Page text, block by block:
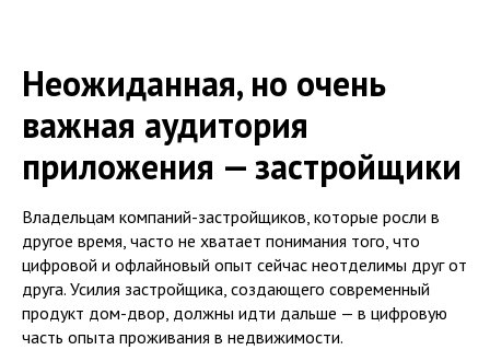
Неожиданная, но очень
важная аудитория
приложения — застройщики
Владельцам компаний-застройщиков, которые росли в
другое время, часто не хватает понимания того, что
цифровой и офлайновый опыт сейчас неотделимы друг от
друга. Усилия застройщика, создающего современный
продукт дом-двор, должны идти дальше — в цифровую
часть опыта проживания в недвижимости.